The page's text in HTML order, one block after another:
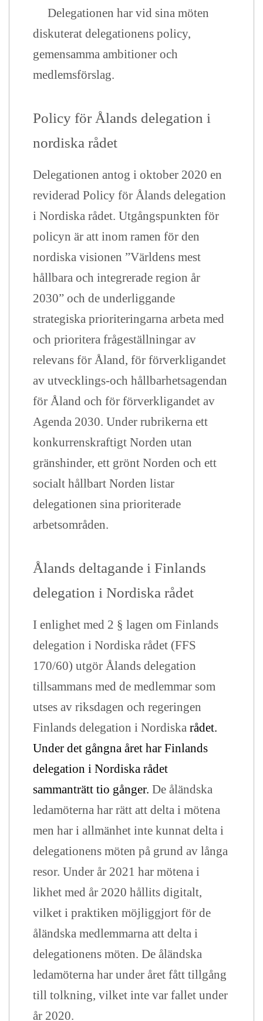
Delegationen har vid sina möten
diskuterat delegationens policy,
gemensamma ambitioner och
medlemsförslag.
Policy för Ålands delegation i
nordiska rådet
Delegationen antog i oktober 2020 en
reviderad Policy för Ålands delegation
i Nordiska rådet. Utgångspunkten för
policyn är att inom ramen för den
nordiska visionen ”Världens mest
hållbara och integrerade region år
2030” och de underliggande
strategiska prioriteringarna arbeta med
och prioritera frågeställningar av
relevans för Åland, för förverkligandet
av utvecklings-och hållbarhetsagendan
för Åland och för förverkligandet av
Agenda 2030. Under rubrikerna ett
konkurrenskraftigt Norden utan
gränshinder, ett grönt Norden och ett
socialt hållbart Norden listar
delegationen sina prioriterade
arbetsområden.
Ålands deltagande i Finlands
delegation i Nordiska rådet
I enlighet med 2 § lagen om Finlands
delegation i Nordiska rådet (FFS
170/60) utgör Ålands delegation
tillsammans med de medlemmar som
utses av riksdagen och regeringen
Finlands delegation i Nordiska rådet.
Under det gångna året har Finlands
delegation i Nordiska rådet
sammanträtt tio gånger. De åländska
ledamöterna har rätt att delta i mötena
men har i allmänhet inte kunnat delta i
delegationens möten på grund av långa
resor. Under år 2021 har mötena i
likhet med år 2020 hållits digitalt,
vilket i praktiken möjliggjort för de
åländska medlemmarna att delta i
delegationens möten. De åländska
ledamöterna har under året fått tillgång
till tolkning, vilket inte var fallet under
år 2020.